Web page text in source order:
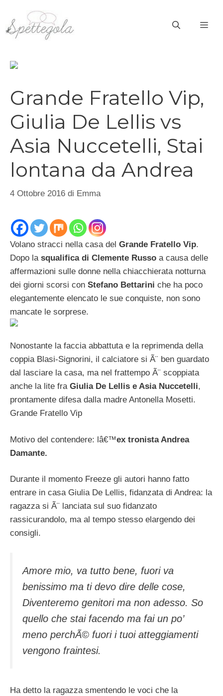
contenuto
Grande Fratello Vip,
Giulia De Lellis vs
Asia Nuccetelli, Stai
lontana da Andrea
4 Ottobre 2016 di Emma
Volano stracci nella casa del Grande Fratello Vip.
Dopo la squalifica di Clemente Russo a causa delle
affermazioni sulle donne nella chiacchierata notturna
dei giorni scorsi con Stefano Bettarini che ha poco
elegantemente elencato le sue conquiste, non sono
mancate le sorprese.
Nonostante la faccia abbattuta e la reprimenda della
coppia Blasi-Signorini, il calciatore si Ã¨ ben guardato
dal lasciare la casa, ma nel frattempo Ã¨ scoppiata
anche la lite fra Giulia De Lellis e Asia Nuccetelli,
prontamente difesa dalla madre Antonella Mosetti.
Grande Fratello Vip
Motivo del contendere: lâ€™ex tronista Andrea
Damante.
Durante il momento Freeze gli autori hanno fatto
entrare in casa Giulia De Lellis, fidanzata di Andrea: la
ragazza si Ã¨ lanciata sul suo fidanzato
rassicurandolo, ma al tempo stesso elargendo dei
consigli.
Amore mio, va tutto bene, fuori va
benissimo ma ti devo dire delle cose,
Diventeremo genitori ma non adesso. So
quello che stai facendo ma fai un po’
meno perchÃ© fuori i tuoi atteggiamenti
vengono fraintesi.
Ha detto la ragazza smentendo le voci che la